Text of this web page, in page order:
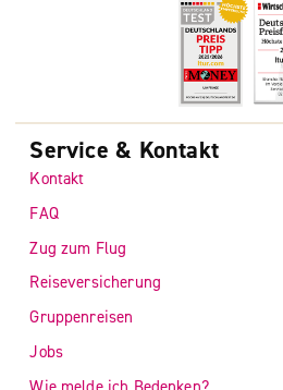
Service & Kontakt
Kontakt
FAQ
Zug zum Flug
Reiseversicherung
Gruppenreisen
Jobs